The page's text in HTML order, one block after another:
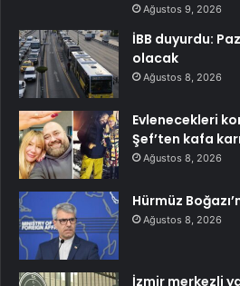
Ağustos 9, 2026
İBB duyurdu:
olacak
Ağustos 8, 2026
Evlenecekleri
Şef’ten kafa
Ağustos 8, 2026
Hürmüz
Ağustos 8, 2026
İzmir merkezli